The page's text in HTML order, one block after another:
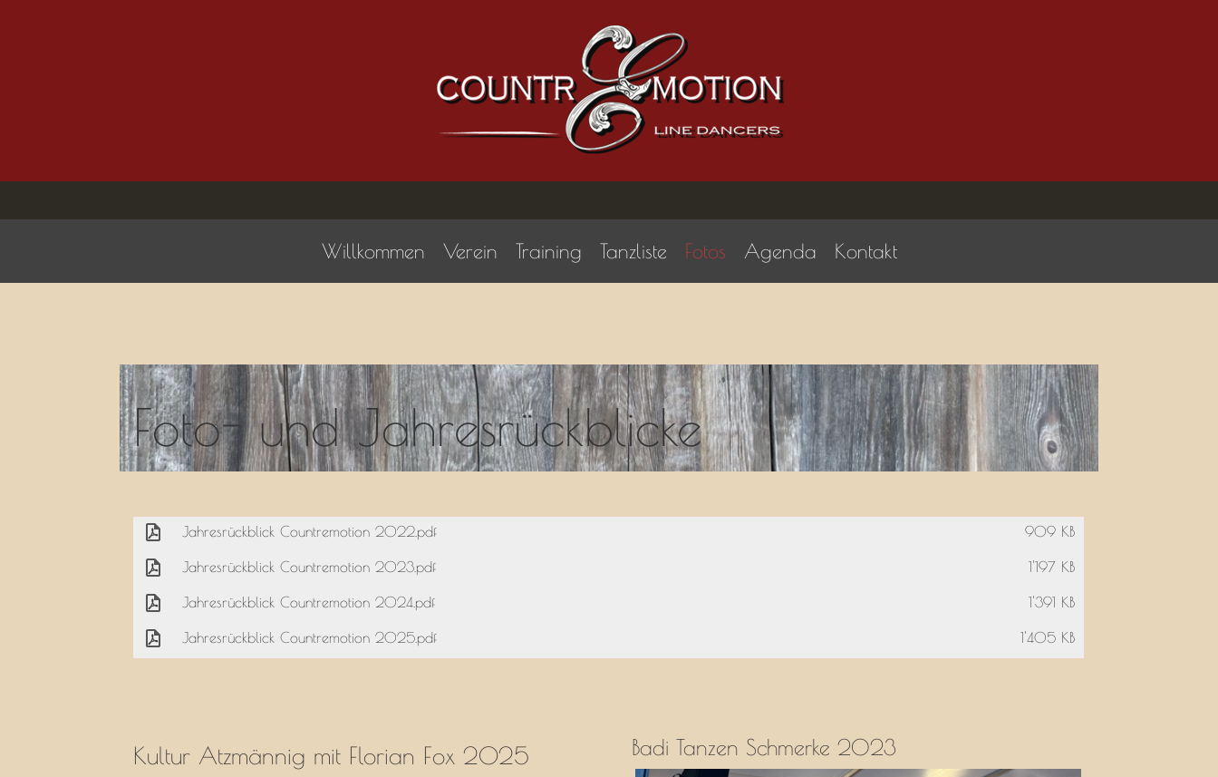
Willkommen Verein Training Tanzliste Fotos Agenda Kontakt
Foto- und Jahresrückblicke
Jahresrückblick Countremotion 2022.pdf 909 KB
Jahresrückblick Countremotion 2023.pdf 1'197 KB
Jahresrückblick Countremotion 2024.pdf 1'391 KB
Jahresrückblick Countremotion 2025.pdf 1'405 KB
Kultur Atzmännig mit Florian Fox 2025 Badi Tanzen Schmerke 2023